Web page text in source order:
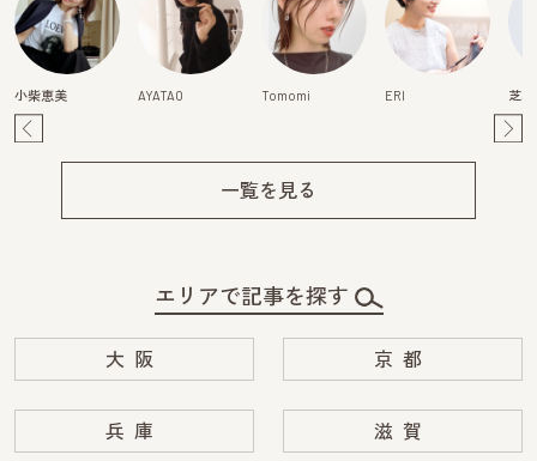
小柴恵美 AYATAO Tomomi ERI 芝
一覧を見る
エリアで記事を探す
大阪 京都
兵庫 滋賀